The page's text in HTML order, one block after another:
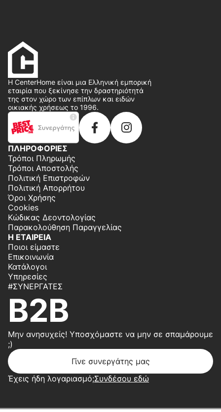
Η CenterHome είναι μια Ελληνική εμπορική
εταιρία που ξεκίνησε την δραστηριότητά
της στον χώρο των επίπλων και ειδών
οικιακής χρήσεως το 1996.
ΠΛΗΡΟΦΟΡΙΕΣ
Τρόποι Πληρωμής
Τρόποι Αποστολής
Πολιτική Επιστροφών
Πολιτική Απορρήτου
Όροι Χρήσης
Cookies
Κώδικας Δεοντολογίας
Παρακολούθηση Παραγγελίας
Η ΕΤΑΙΡΕΙΑ
Ποιοι είμαστε
Επικοινωνία
Κατάλογοι
Υπηρεσίες
#ΣΥΝΕΡΓΆΤΕΣ
B2B
Μην ανησυχείς! Υποσχόμαστε να μην σε σπαμάρουμε
;)
Γίνε συνεργάτης μας
Έχεις ήδη λογαριασμό;Συνδέσου εδώ